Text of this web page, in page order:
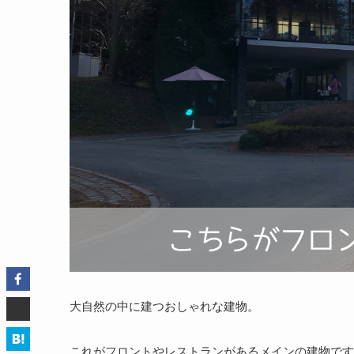
大自然の中に建つおしゃれな建物。
これがフロントやレストランがあるメインの建物で